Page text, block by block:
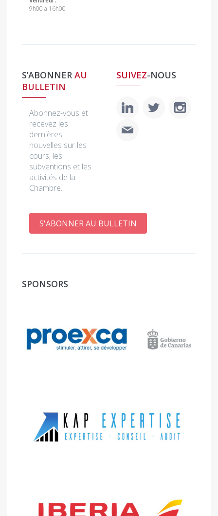
9h00 a 16h00
S’ABONNER AU
BULLETIN
Abonnez-vous et
recevez les
dernières
nouvelles sur les
cours, les
subventions et les
activités de la
Chambre.
S'ABONNER AU BULLETIN
SUIVEZ-NOUS
SPONSORS